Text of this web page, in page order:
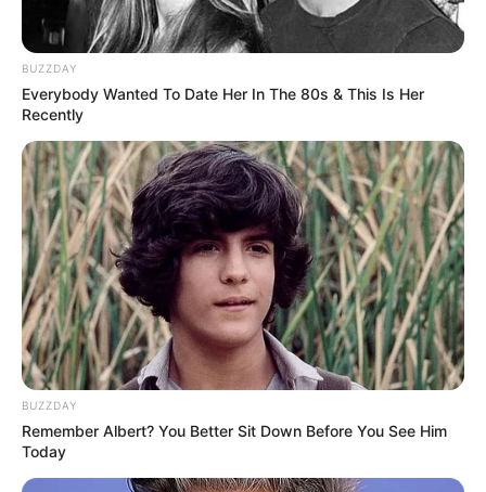
BUZZDAY
Everybody Wanted To Date Her In The 80s & This Is Her
Recently
BUZZDAY
Remember Albert? You Better Sit Down Before You See Him
Today